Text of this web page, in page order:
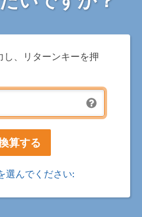
、リターンキーを押
選んでください: